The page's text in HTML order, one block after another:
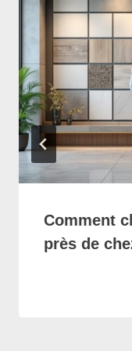
Comment
près de